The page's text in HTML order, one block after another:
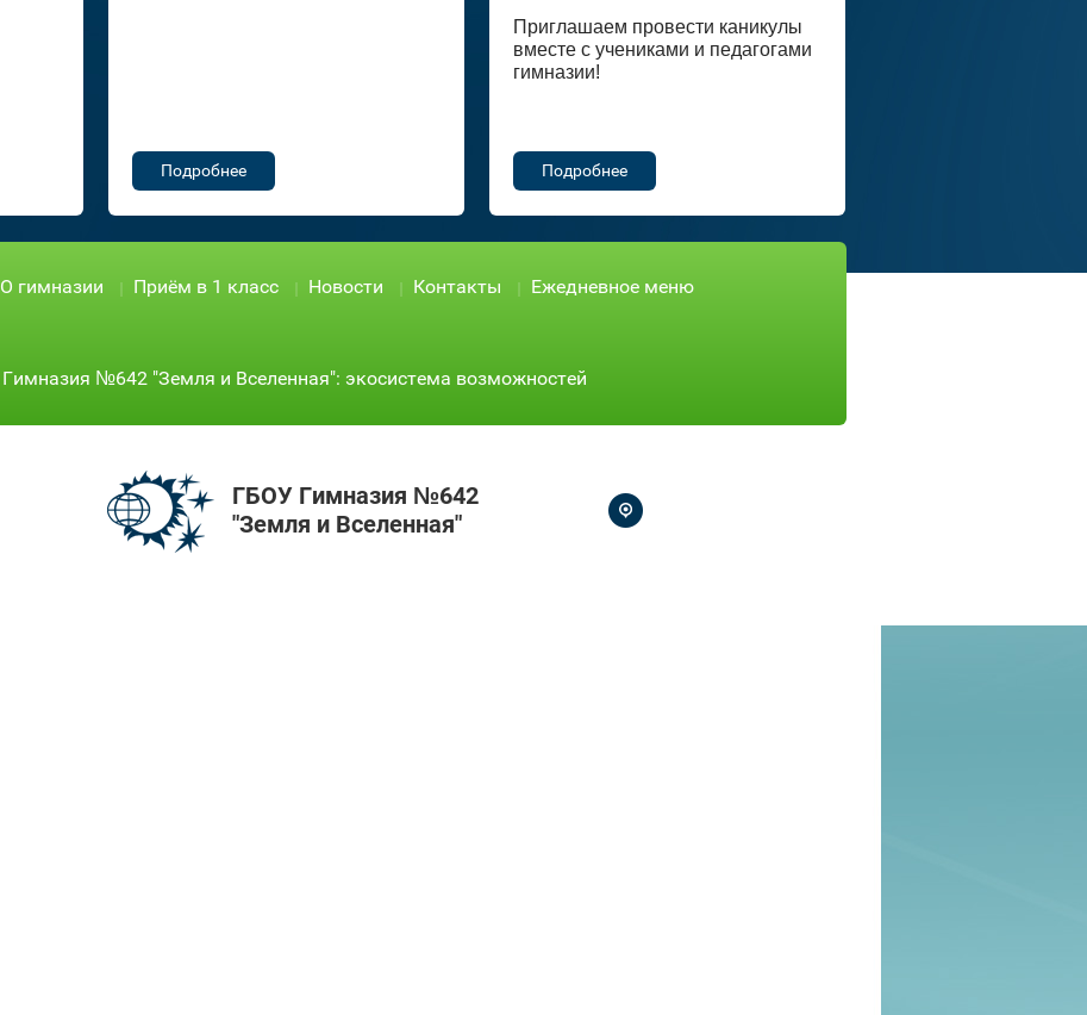
Подробнее
Приглашаем провести каникулы
вместе с учениками и педагогами
гимназии!
Подробнее
О гимназии Приём в 1 класс Новости Контакты Ежедневное меню
Гимназия №642 "Земля и Вселенная": экосистема возможностей
ГБОУ Гимназия №642
"Земля и Вселенная"